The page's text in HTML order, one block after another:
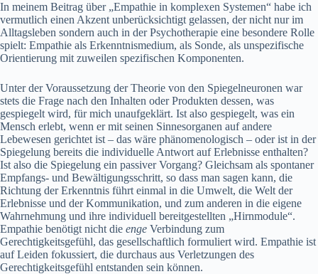
In meinem Beitrag über „Empathie in komplexen Systemen“ habe ich
vermutlich einen Akzent unberücksichtigt gelassen, der nicht nur im
Alltagsleben sondern auch in der Psychotherapie eine besondere Rolle
spielt: Empathie als Erkenntnismedium, als Sonde, als unspezifische
Orientierung mit zuweilen spezifischen Komponenten.
Unter der Voraussetzung der Theorie von den Spiegelneuronen war
stets die Frage nach den Inhalten oder Produkten dessen, was
gespiegelt wird, für mich unaufgeklärt. Ist also gespiegelt, was ein
Mensch erlebt, wenn er mit seinen Sinnesorganen auf andere
Lebewesen gerichtet ist – das wäre phänomenologisch – oder ist in der
Spiegelung bereits die individuelle Antwort auf Erlebnisse enthalten?
Ist also die Spiegelung ein passiver Vorgang? Gleichsam als spontaner
Empfangs- und Bewältigungsschritt, so dass man sagen kann, die
Richtung der Erkenntnis führt einmal in die Umwelt, die Welt der
Erlebnisse und der Kommunikation, und zum anderen in die eigene
Wahrnehmung und ihre individuell bereitgestellten „Hirnmodule“.
Empathie benötigt nicht die enge Verbindung zum
Gerechtigkeitsgefühl, das gesellschaftlich formuliert wird. Empathie ist
auf Leiden fokussiert, die durchaus aus Verletzungen des
Gerechtigkeitsgefühl entstanden sein können.